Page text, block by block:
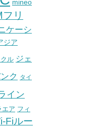
mineo
リ
ケーシ
ジア
ル ジェ
ク タイ
イン
エア フィ
Fiルー